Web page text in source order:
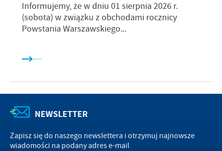
Informujemy, że w dniu 01 sierpnia 2026 r.
(sobota) w związku z obchodami rocznicy
Powstania Warszawskiego...
NEWSLETTER
Zapisz się do naszego newslettera i otrzymuj najnowsze
wiadomości na podany adres e-mail